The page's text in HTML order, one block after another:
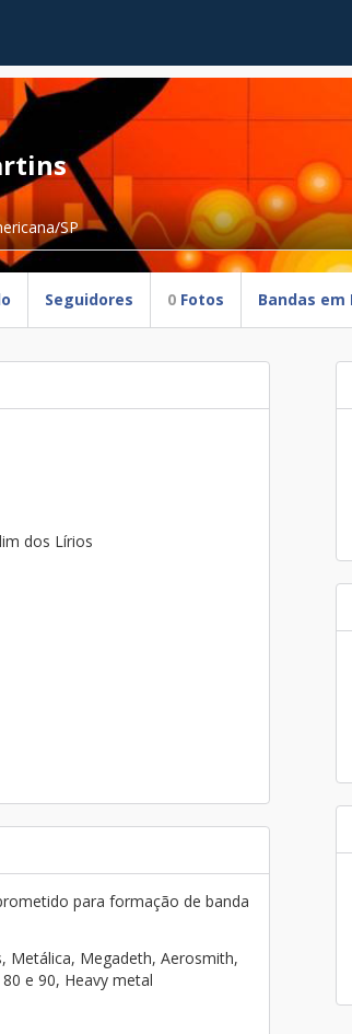
SP
Seguidores 0 Fotos Bandas em
dos Lírios
para formação de banda
Metálica, Megadeth, Aerosmith,
e 90, Heavy metal